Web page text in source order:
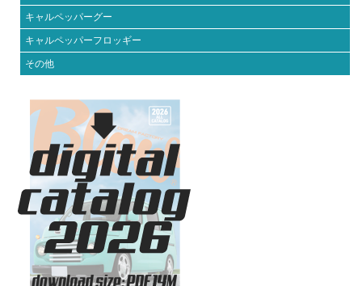
キャルペッパーグー
キャルペッパーフロッギー
その他